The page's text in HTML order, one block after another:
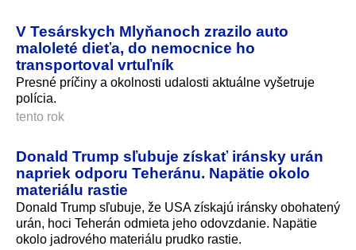
V Tesárskych Mlyňanoch zrazilo auto
maloleté dieťa, do nemocnice ho
transportoval vrtuľník
Presné príčiny a okolnosti udalosti aktuálne vyšetruje
polícia.
tento rok
Donald Trump sľubuje získať iránsky urán
napriek odporu Teheránu. Napätie okolo
materiálu rastie
Donald Trump sľubuje, že USA získajú iránsky obohatený
urán, hoci Teherán odmieta jeho odovzdanie. Napätie
okolo jadrového materiálu prudko rastie.